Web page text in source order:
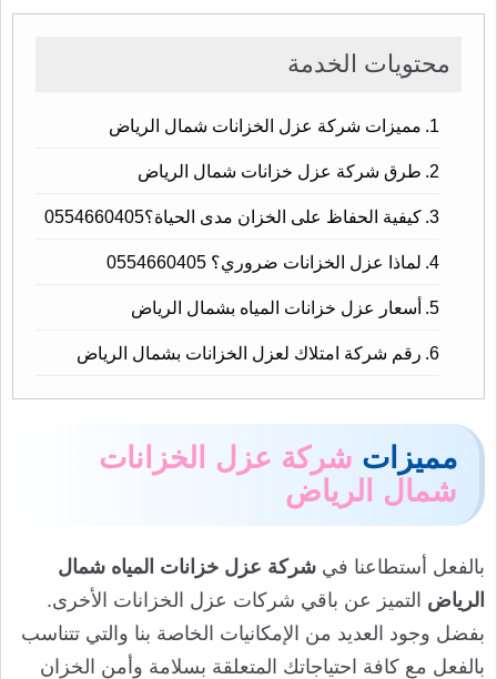
محتويات الخدمة
مميزات شركة عزل الخزانات شمال الرياض
طرق شركة عزل خزانات شمال الرياض
كيفية الحفاظ على الخزان مدى الحياة؟0554660405
لماذا عزل الخزانات ضروري؟ 0554660405
أسعار عزل خزانات المياه بشمال الرياض
رقم شركة امتلاك لعزل الخزانات بشمال الرياض
مميزات شركة عزل الخزانات
شمال الرياض
بالفعل أستطاعنا في شركة عزل خزانات المياه شمال
الرياض التميز عن باقي شركات عزل الخزانات الأخرى.
بفضل وجود العديد من الإمكانيات الخاصة بنا والتي تتناسب
بالفعل مع كافة احتياجاتك المتعلقة بسلامة وأمن الخزان